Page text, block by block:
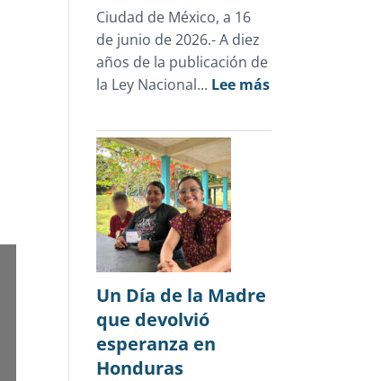
Ciudad de México, a 16
de junio de 2026.- A diez
años de la publicación de
la Ley Nacional... Lee más:
oficiales
Un Día de la Madre
que devolvió
esperanza en
Honduras